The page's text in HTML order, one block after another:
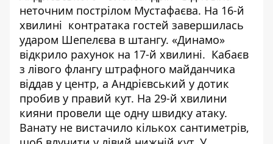
неточним пострілом Мустафаєва. На 16-й
хвилині контратака гостей завершилась
ударом Шепелєва в штангу. «Динамо»
відкрило рахунок на 17-й хвилині. Кабаєв
з лівого флангу штрафного майданчика
віддав у центр, а Андрієвський у дотик
пробив у правий кут. На 29-й хвилини
кияни провели ще одну швидку атаку.
Ванату не вистачило кількох сантиметрів,